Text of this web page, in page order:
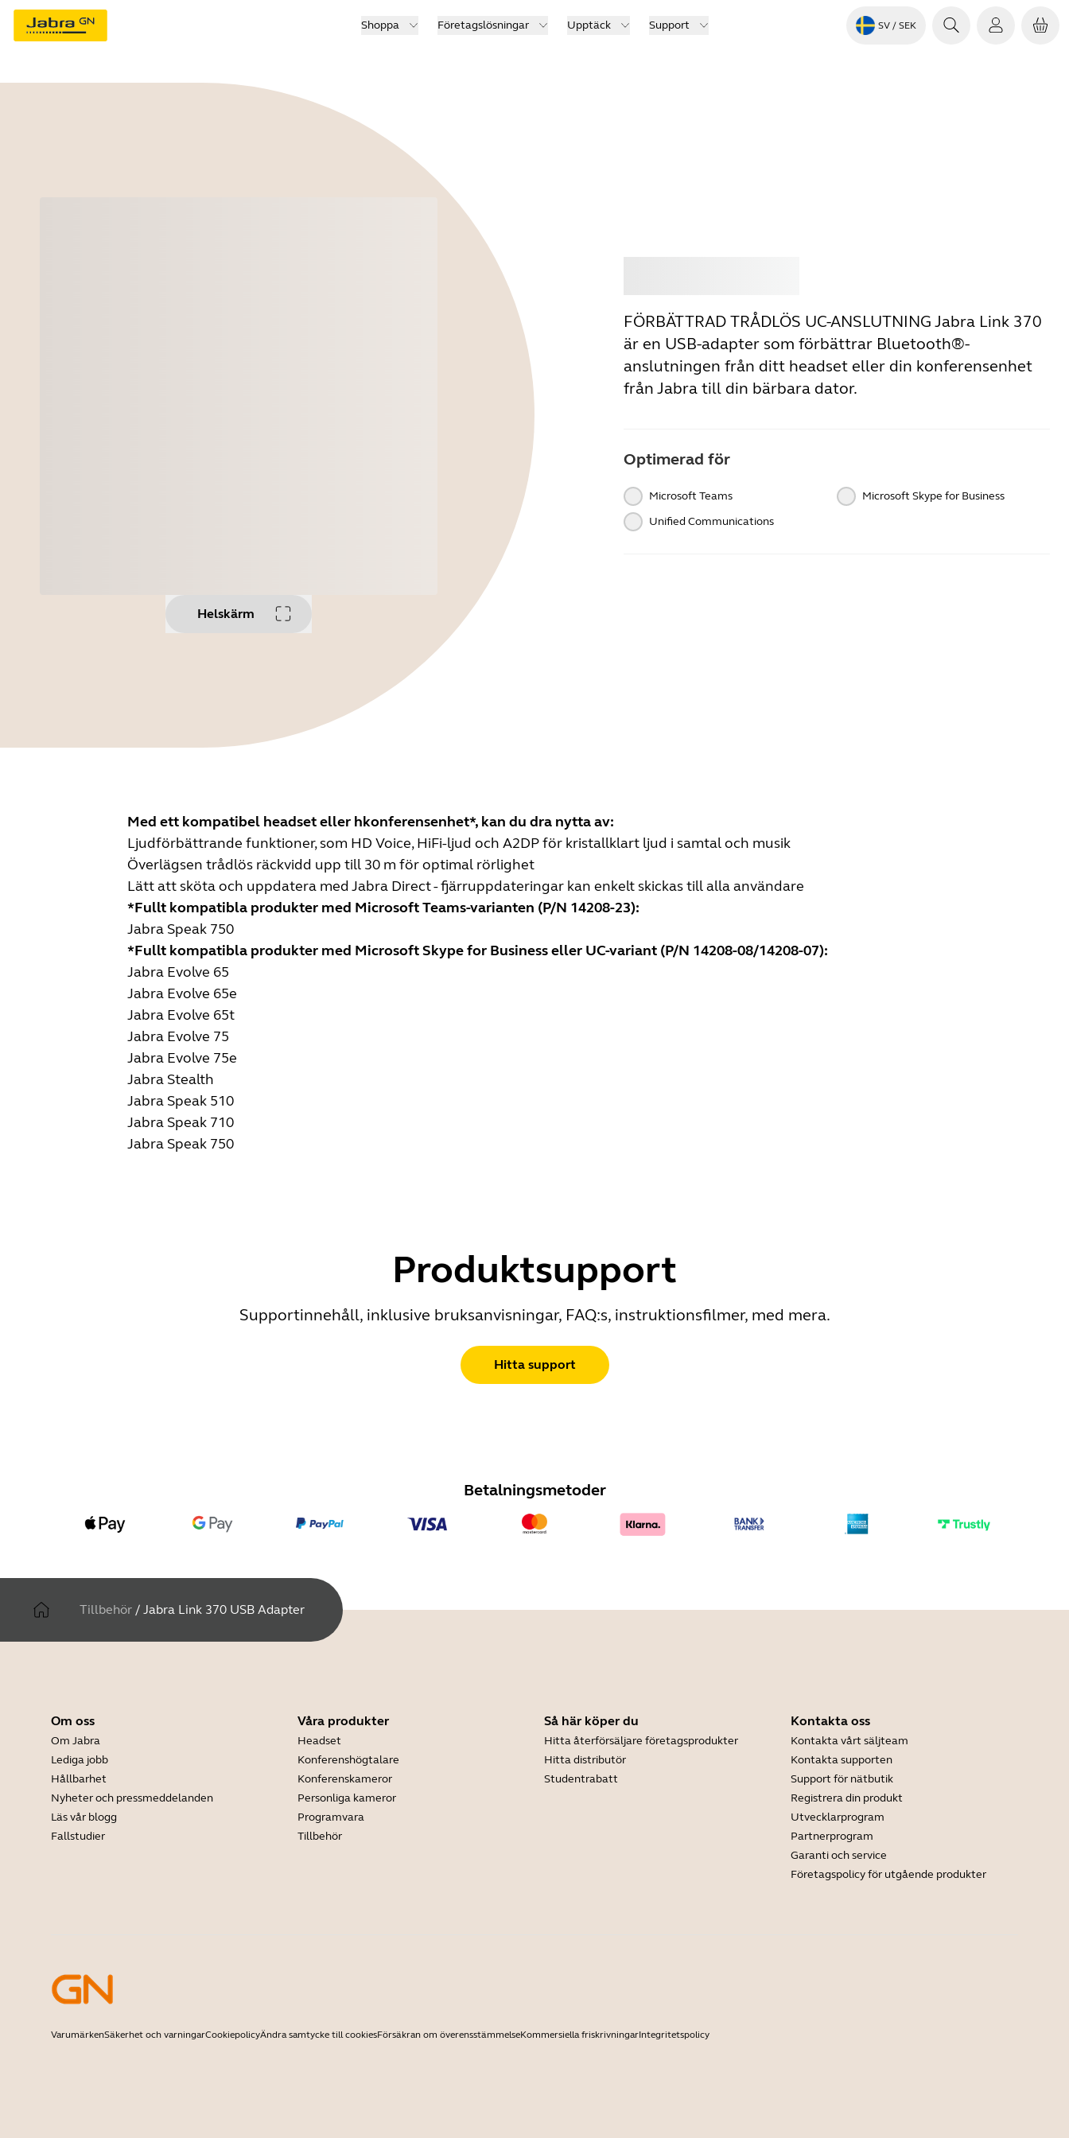
Shoppa Företagslösningar Upptäck Support SV / SEK
Helskärm
FÖRBÄTTRAD TRÅDLÖS UC-ANSLUTNING Jabra Link 370
är en USB-adapter som förbättrar Bluetooth®-
anslutningen från ditt headset eller din konferensenhet
från Jabra till din bärbara dator.
Optimerad för
Microsoft Teams
Microsoft Skype for Business
Unified Communications
Med ett kompatibel headset eller hkonferensenhet*, kan du dra nytta av:
Ljudförbättrande funktioner, som HD Voice, HiFi-ljud och A2DP för kristallklart ljud i samtal och musik
Överlägsen trådlös räckvidd upp till 30 m för optimal rörlighet
Lätt att sköta och uppdatera med Jabra Direct - fjärruppdateringar kan enkelt skickas till alla användare
*Fullt kompatibla produkter med Microsoft Teams-varianten (P/N 14208-23):
Jabra Speak 750
*Fullt kompatibla produkter med Microsoft Skype for Business eller UC-variant (P/N 14208-08/14208-07):
Jabra Evolve 65
Jabra Evolve 65e
Jabra Evolve 65t
Jabra Evolve 75
Jabra Evolve 75e
Jabra Stealth
Jabra Speak 510
Jabra Speak 710
Jabra Speak 750
Produktsupport
Supportinnehåll, inklusive bruksanvisningar, FAQ:s, instruktionsfilmer, med mera.
Hitta support
Betalningsmetoder
Tillbehör / Jabra Link 370 USB Adapter
Om oss
Om Jabra
Lediga jobb
Hållbarhet
Nyheter och pressmeddelanden
Läs vår blogg
Fallstudier
Våra produkter
Headset
Konferenshögtalare
Konferenskameror
Personliga kameror
Programvara
Tillbehör
Så här köper du
Hitta återförsäljare företagsprodukter
Hitta distributör
Studentrabatt
Kontakta oss
Kontakta vårt säljteam
Kontakta supporten
Support för nätbutik
Registrera din produkt
Utvecklarprogram
Partnerprogram
Garanti och service
Företagspolicy för utgående produkter
VarumärkenSäkerhet och varningarCookiepolicyÄndra samtycke till cookiesFörsäkran om överensstämmelseKommersiella friskrivningarIntegritetspolicy